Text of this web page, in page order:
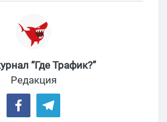
“Где Трафик?”
Редакция